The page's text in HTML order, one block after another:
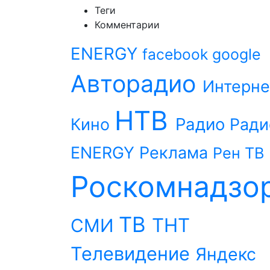
Теги
Комментарии
ENERGY facebook google
Авторадио
Кино НТВ Радио
ENERGY Реклама Рен ТВ
СМИ ТВ ТНТ
Телевидение Яндекс